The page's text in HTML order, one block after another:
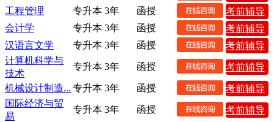
工程管理
专升本 3年 函授
考前辅导
会计学
专升本 3年 函授
考前辅导
汉语言文学
专升本 3年 函授
考前辅导
计算机科学与
技术
专升本 3年 函授
考前辅导
机械设计制造... 专升本 3年 函授
考前辅导
国际经济与贸
易
专升本 3年 函授
考前辅导